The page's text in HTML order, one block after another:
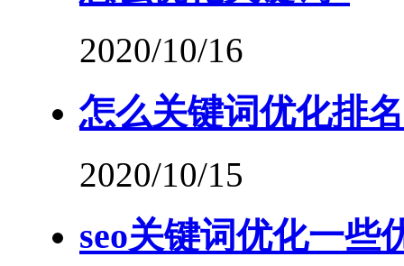
2020/10/16
怎么关键词优化排
2020/10/15
seo关键词优化一些